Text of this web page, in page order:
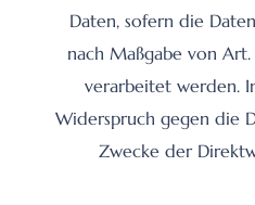
Daten, sofern die
nach Maßgabe von Art.
verarbeitet werden.
Widerspruch gegen die
Zwecke der